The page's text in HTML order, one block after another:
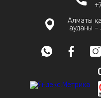
Алматы
ауданы –